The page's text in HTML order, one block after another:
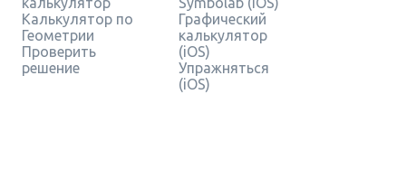
Калькулятор по
Геометрии
Проверить
решение
Графический
калькулятор
(iOS)
Упражняться
(iOS)